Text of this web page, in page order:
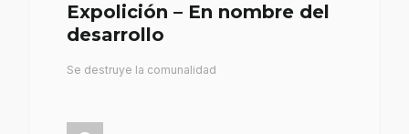
Expolición – En nombre del
desarrollo
Se destruye la comunalidad